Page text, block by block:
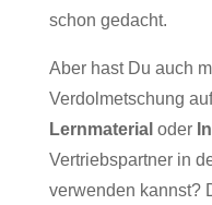
schon gedacht.
Aber hast Du auch
Verdolmetschung
Lernmaterial oder
Vertriebspartner in
verwenden kannst?